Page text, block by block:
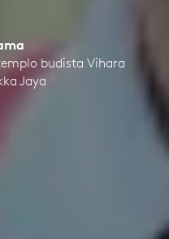
budista Vihara
Jaya